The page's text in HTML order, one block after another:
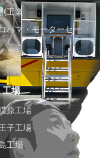
工業
ハマ・モーターセー
工場
原工場
子工場
工場